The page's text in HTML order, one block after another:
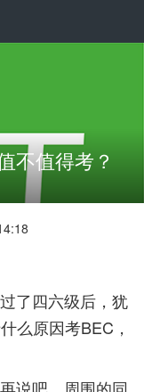
不值得考？
了四六级后，犹
么原因考BEC，